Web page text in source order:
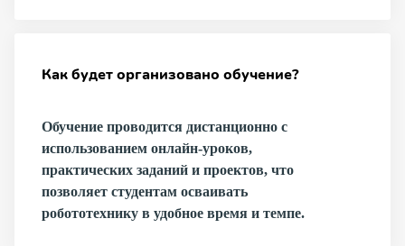
Как будет организовано обучение?
Обучение проводится дистанционно с
использованием онлайн-уроков,
практических заданий и проектов, что
позволяет студентам осваивать
робототехнику в удобное время и темпе.